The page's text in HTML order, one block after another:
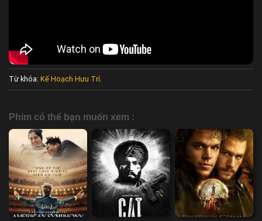
Từ khóa: Kế Hoạch Hưu Trí
Phim có thể bạn muốn xem :